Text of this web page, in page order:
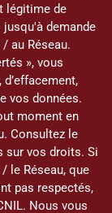
légitime de
jusqu'à demande
au Réseau.
», vous
vos données.
moment en
Consultez le
sur vos droits. Si
le Réseau, que
pas respectés,
Nous vous